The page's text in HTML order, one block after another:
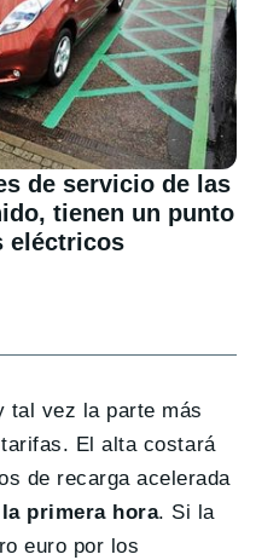
de servicio de las
tienen un punto
eléctricos
tal vez la parte más
El alta costará
de recarga acelerada
primera hora. Si la
euro por los